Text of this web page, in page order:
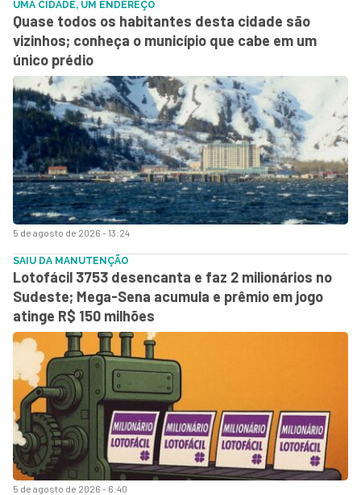
5 de agosto de 2026 - 13:24
UMA CIDADE, UM ENDEREÇO
Quase todos os habitantes desta cidade são
vizinhos; conheça o município que cabe em um
único prédio
5 de agosto de 2026 - 6:40
SAIU DA MANUTENÇÃO
Lotofácil 3753 desencanta e faz 2 milionários no
Sudeste; Mega-Sena acumula e prêmio em jogo
atinge R$ 150 milhões